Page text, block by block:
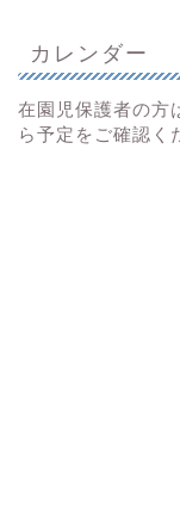
カレンダー
在園児保護者の方
ら予定をご確認く